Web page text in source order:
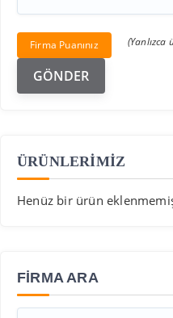
Firma Puanınız
ÜRÜNLERİMİZ
Henüz bir ürün
FIRMA ARA